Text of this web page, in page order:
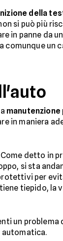
della
si può più
in panne da
comunque un
in maniera
detto in
si sta
per
tiepido, la
un problema
automatica.